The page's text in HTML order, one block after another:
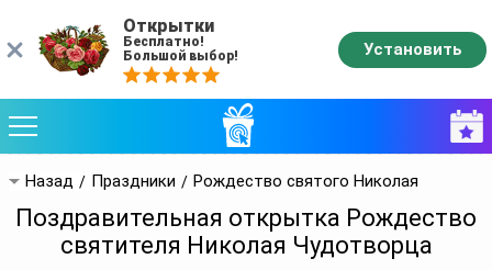
Назад Праздники Рождество святого Николая
Поздравительная открытка Рождество
святителя Николая Чудотворца
Открытки
Бесплатно!
Большой выбор!
Установить